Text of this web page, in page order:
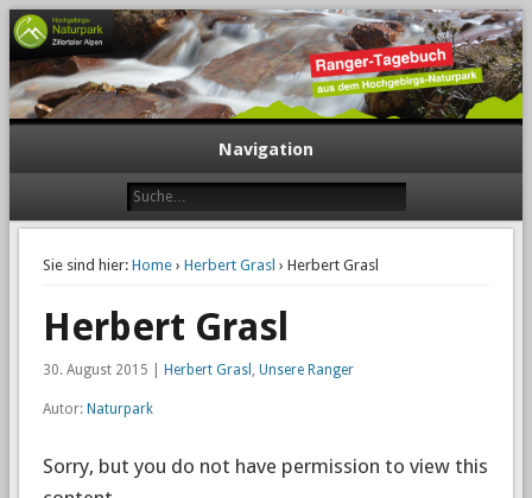
Navigation
Sie sind hier: Home› Herbert Grasl › Herbert Grasl
Herbert Grasl
30. August 2015 | Herbert Grasl , Unsere Ranger
Autor: Naturpark
Sorry, but you do not have permission to view this